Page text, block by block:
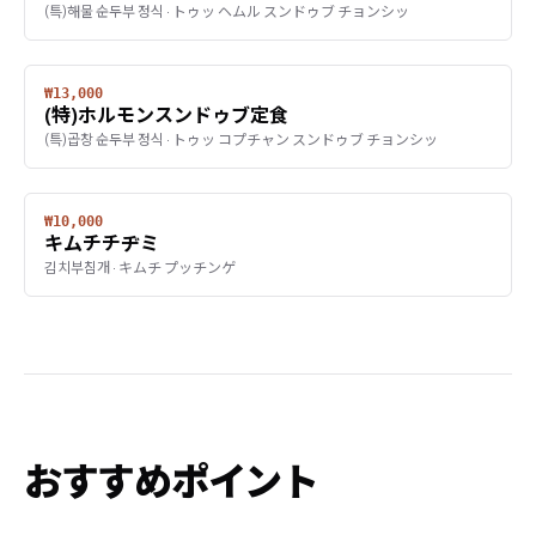
(특)해물 순두부 정식 · トゥッ ヘムル スンドゥブ チョンシッ
₩13,000
(特)ホルモンスンドゥブ定食
(특)곱창 순두부 정식 · トゥッ コプチャン スンドゥブ チョンシッ
₩10,000
キムチチヂミ
김치부침개 · キムチ プッチンゲ
おすすめポイント